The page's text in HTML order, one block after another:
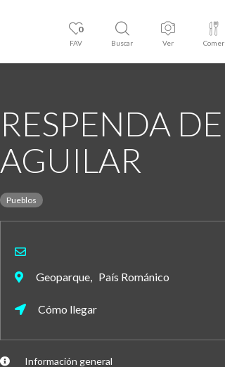
0
FAV Buscar Ver Comer
RESPENDA DE
AGUILAR
Pueblos
Geoparque, País Románico
Cómo llegar
Información general